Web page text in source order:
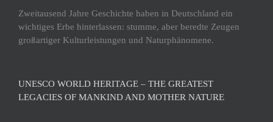
Zweitausend Jahre Geschichte haben in Deutschland ein
wichtiges Erbe hinterlassen: stumme, aber beredte Zeugen
großartiger Kulturleistungen und Naturphänomene.
UNESCO WORLD HERITAGE – THE GREATEST
LEGACIES OF MANKIND AND MOTHER NATURE